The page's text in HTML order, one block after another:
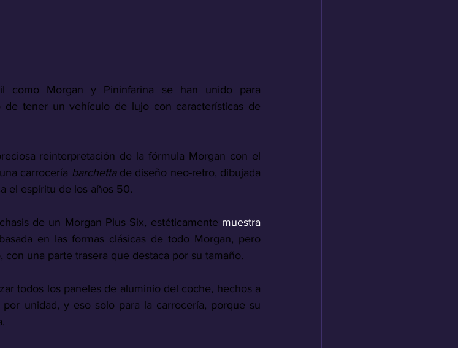
como Morgan y Pininfarina se han unido para
tener un vehículo de lujo con características de
reinterpretación de la fórmula Morgan con el
carrocería barchetta de diseño neo-retro, dibujada
el espíritu de los años 50.
de un Morgan Plus Six, estéticamente muestra
en las formas clásicas de todo Morgan, pero
una parte trasera que destaca por su tamaño.
todos los paneles de aluminio del coche, hechos a
unidad, y eso solo para la carrocería, porque su